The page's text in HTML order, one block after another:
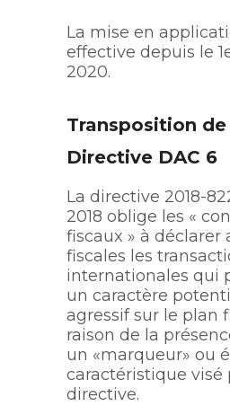
La mise en
effective depuis le
2020.
Transposition de
Directive DAC 6
La directive 2018-
2018 oblige les «
fiscaux » à déclarer
fiscales les
internationales qui
un caractère
agressif sur le plan
raison de la
un «marqueur» ou
caractéristique visé
directive.